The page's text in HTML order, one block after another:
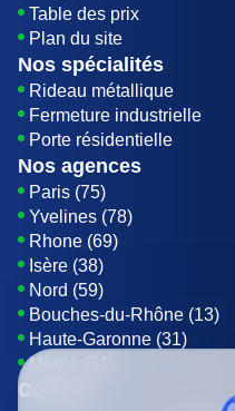
Table des prix
Plan du site
Nos spécialités
Rideau métallique
Fermeture industrielle
Porte résidentielle
Nos agences
Paris (75)
Yvelines (78)
Rhone (69)
Isère (38)
Nord (59)
Bouches-du-Rhône (13)
Haute-Garonne (31)
Marne (51)
Contact